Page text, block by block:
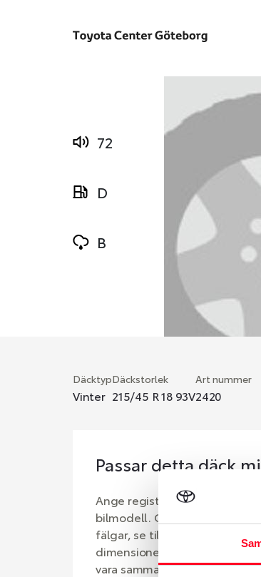
72
D
B
Däcktyp
Vinter
Däckstorlek
215/45 R 18 93V
Art nummer
2420
Passar detta däck
Ange registreringsnummer
bilmodell. Om du köper däck
fälgar, se till att kolla en extra
dimensioner. Ibland kan
vara samma dimension som